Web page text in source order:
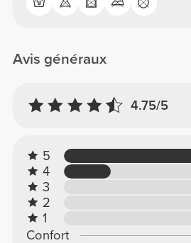
Avis généraux
4.75/5
5
4
3
2
1
Confort